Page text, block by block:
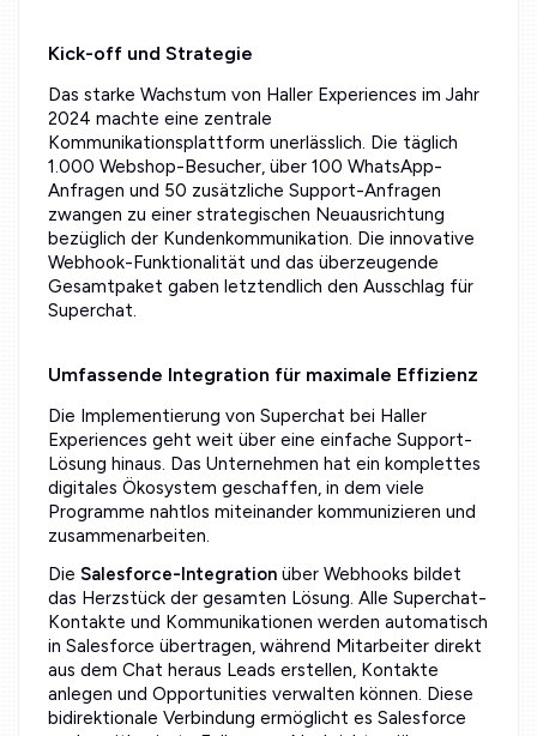
Kick-off und Strategie
Das starke Wachstum von Haller Experiences im Jahr
2024 machte eine zentrale
Kommunikationsplattform unerlässlich. Die täglich
1.000 Webshop-Besucher, über 100 WhatsApp-
Anfragen und 50 zusätzliche Support-Anfragen
zwangen zu einer strategischen Neuausrichtung
bezüglich der Kundenkommunikation. Die innovative
Webhook-Funktionalität und das überzeugende
Gesamtpaket gaben letztendlich den Ausschlag für
Superchat.
Umfassende Integration für maximale Effizienz
Die Implementierung von Superchat bei Haller
Experiences geht weit über eine einfache Support-
Lösung hinaus. Das Unternehmen hat ein komplettes
digitales Ökosystem geschaffen, in dem viele
Programme nahtlos miteinander kommunizieren und
zusammenarbeiten.
Die Salesforce-Integration über Webhooks bildet
das Herzstück der gesamten Lösung. Alle Superchat-
Kontakte und Kommunikationen werden automatisch
in Salesforce übertragen, während Mitarbeiter direkt
aus dem Chat heraus Leads erstellen, Kontakte
anlegen und Opportunities verwalten können. Diese
bidirektionale Verbindung ermöglicht es Salesforce